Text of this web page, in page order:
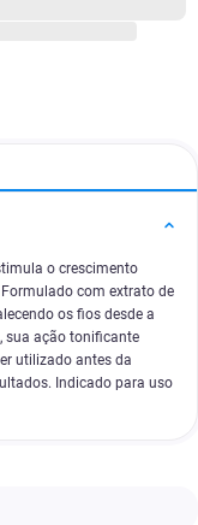
o crescimento
com extrato de
os fios desde a
sua ação tonificante
utilizado antes da
Indicado para uso